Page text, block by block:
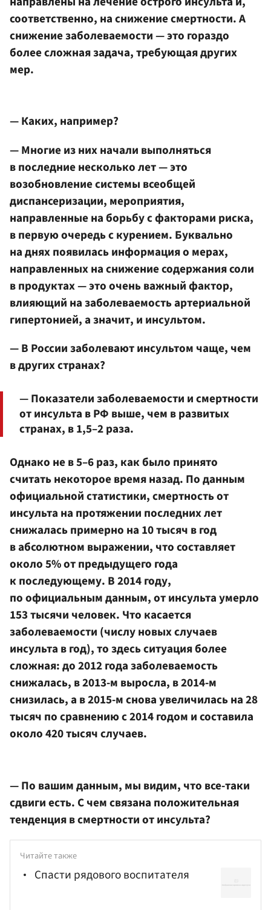
соответственно, на снижение смертности. А
снижение заболеваемости — это гораздо
более сложная задача, требующая других
мер.
— Каких, например?
— Многие из них начали выполняться
в последние несколько лет — это
возобновление системы всеобщей
диспансеризации, мероприятия,
направленные на борьбу с факторами риска,
в первую очередь с курением. Буквально
на днях появилась информация о мерах,
направленных на снижение содержания соли
в продуктах — это очень важный фактор,
влияющий на заболеваемость артериальной
гипертонией, а значит, и инсультом.
— В России заболевают инсультом чаще, чем
в других странах?
— Показатели заболеваемости и смертности
от инсульта в РФ выше, чем в развитых
странах, в 1,5–2 раза.
Однако не в 5–6 раз, как было принято
считать некоторое время назад. По данным
официальной статистики, смертность от
инсульта на протяжении последних лет
снижалась примерно на 10 тысяч в год
в абсолютном выражении, что составляет
около 5% от предыдущего года
к последующему. В 2014 году,
по официальным данным, от инсульта умерло
153 тысячи человек. Что касается
заболеваемости (числу новых случаев
инсульта в год), то здесь ситуация более
сложная: до 2012 года заболеваемость
снижалась, в 2013-м выросла, в 2014-м
снизилась, а в 2015-м снова увеличилась на 28
тысяч по сравнению с 2014 годом и составила
около 420 тысяч случаев.
— По вашим данным, мы видим, что все-таки
сдвиги есть. С чем связана положительная
тенденция в смертности от инсульта?
Читайте также
Спасти рядового воспитателя